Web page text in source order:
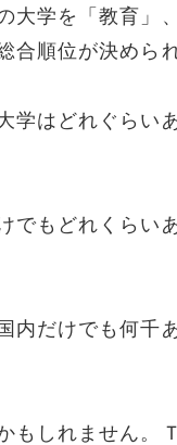
大学を「教育」
合順位が決めら
学はどれぐらい
でもどれくらい
内だけでも何千
もしれません